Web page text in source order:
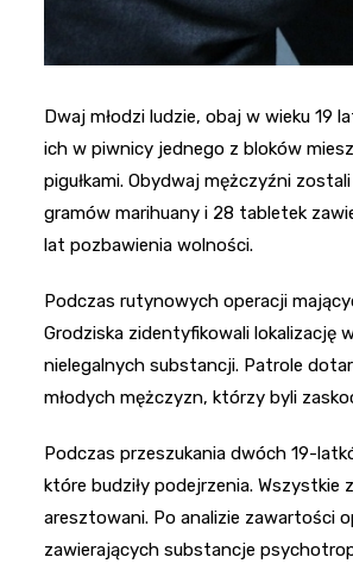
Dwaj młodzi ludzie, obaj w wieku 19
ich w piwnicy jednego z bloków
pigułkami. Obydwaj mężczyźni
gramów marihuany i 28 tabletek
lat pozbawienia wolności.
Podczas rutynowych operacji
Grodziska zidentyfikowali lokalizację
nielegalnych substancji. Patrole
młodych mężczyzn, którzy byli
Podczas przeszukania dwóch 19-
które budziły podejrzenia.
aresztowani. Po analizie zawartości
zawierających substancje